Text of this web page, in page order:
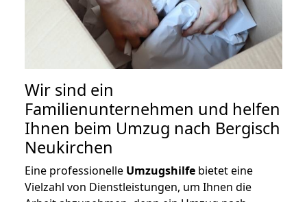
Wir sind ein
Familienunternehmen und helfen
Ihnen beim Umzug nach Bergisch
Neukirchen
Eine professionelle Umzugshilfe bietet eine
Vielzahl von Dienstleistungen, um Ihnen die